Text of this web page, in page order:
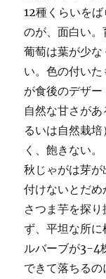
12種くらいを
のが、面白い。
葡萄は葉が少
い。色の付い
が食後のデザー
自然な甘さが
るいは自然栽
く、飽きない。
秋じゃがは芽が
付けないとだめ
さつま芋を探
ず、平坦な所に
ルバーブが3-4
できて落ちる